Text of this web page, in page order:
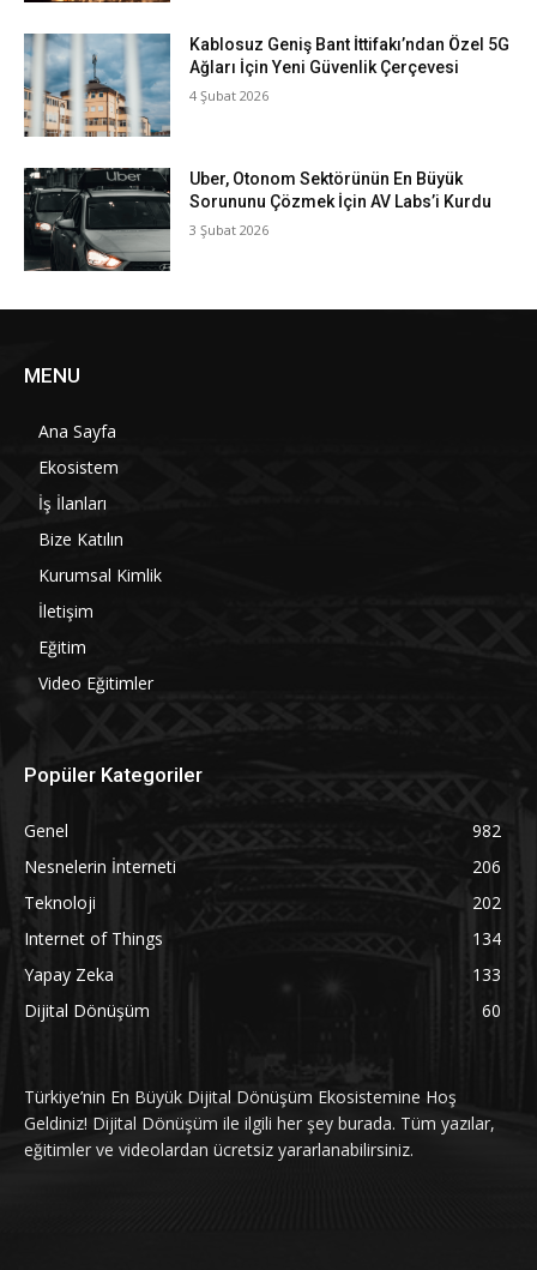
Kablosuz Geniş Bant İttifakı’ndan Özel 5G
Ağları İçin Yeni Güvenlik Çerçevesi
4 Şubat 2026
Uber, Otonom Sektörünün En Büyük
Sorununu Çözmek İçin AV Labs’i Kurdu
3 Şubat 2026
MENU
Ana Sayfa
Ekosistem
İş İlanları
Bize Katılın
Kurumsal Kimlik
İletişim
Eğitim
Video Eğitimler
Popüler Kategoriler
Genel
982
Nesnelerin İnterneti
206
Teknoloji
202
Internet of Things
134
Yapay Zeka
133
Dijital Dönüşüm
60
Türkiye’nin En Büyük Dijital Dönüşüm Ekosistemine Hoş
Geldiniz! Dijital Dönüşüm ile ilgili her şey burada. Tüm yazılar,
eğitimler ve videolardan ücretsiz yararlanabilirsiniz.